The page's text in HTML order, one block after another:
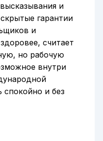
и
гарантии
и
считает
но рабочую
внутри
спокойно и без